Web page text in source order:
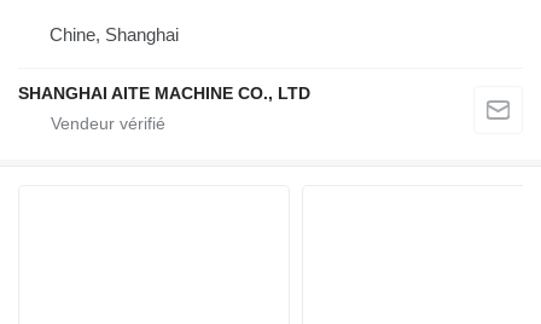
Chine, Shanghai
SHANGHAI AITE MACHINE CO., LTD